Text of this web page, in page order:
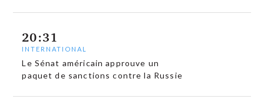
20:31
INTERNATIONAL
Le Sénat américain approuve un
paquet de sanctions contre la Russie